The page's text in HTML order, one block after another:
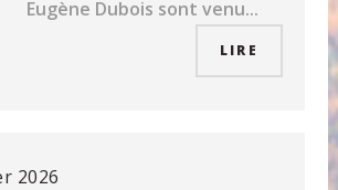
Eugène Dubois sont venu...
LIRE
2026